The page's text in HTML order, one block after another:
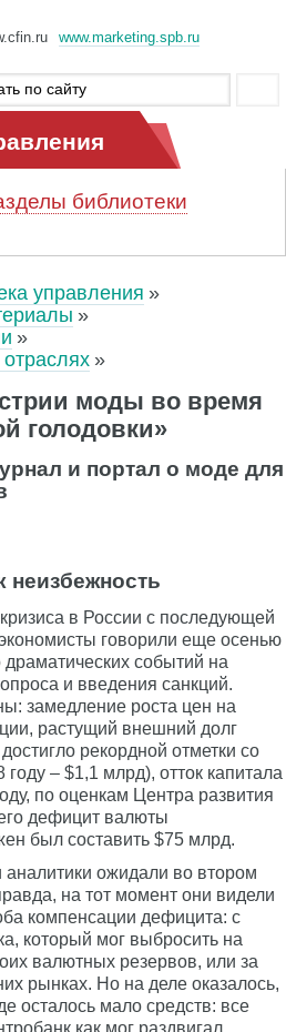
www.marketing.spb.ru
библиотеки
управления
моды во время
голодовки»
и портал о моде для
неизбежность
в России с последующей
говорили еще осенью
драматических событий на
и введения санкций.
замедление роста цен на
растущий внешний долг
рекордной отметки со
– $1,1 млрд), отток капитала
по оценкам Центра развития
дефицит валюты
был составить $75 млрд.
аналитики ожидали во втором
на тот момент они видели
компенсации дефицита: с
который мог выбросить на
валютных резервов, или за
рынках. Но на деле оказалось,
осталось мало средств: все